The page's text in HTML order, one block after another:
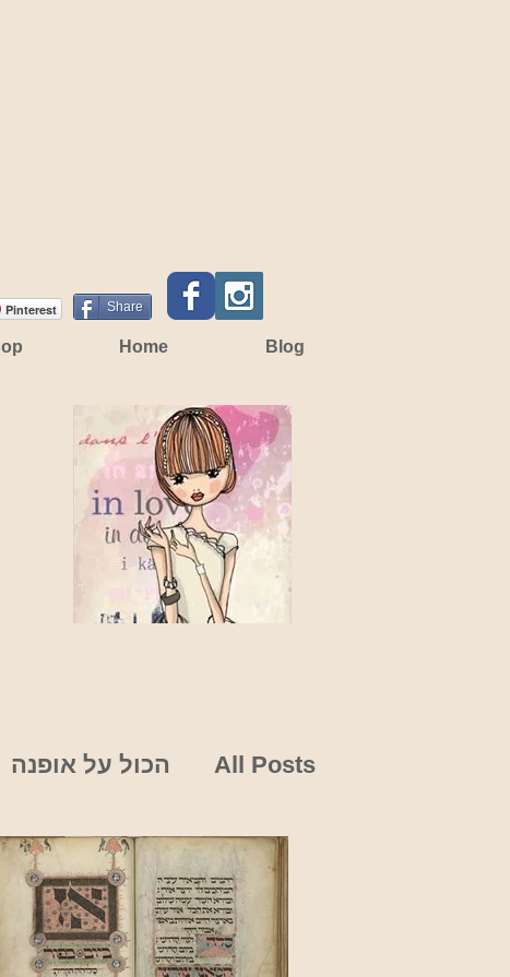
Home Blog
All Posts הכול על אופנה
Pinterest Share